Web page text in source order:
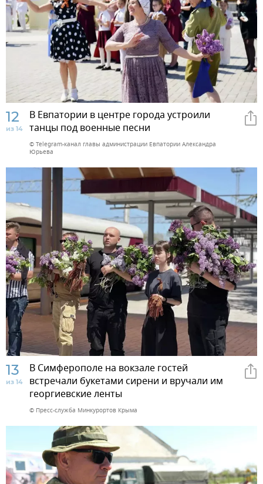
12
из 14
В Евпатории в центре города устроили
танцы под военные песни
© Telegram-канал главы администрации Евпатории Александра
Юрьева
13
из 14
В Симферополе на вокзале гостей
встречали букетами сирени и вручали им
георгиевские ленты
© Пресс-служба Минкурортов Крыма